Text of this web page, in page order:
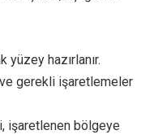
yüzey hazırlanır.
ve gerekli işaretlemeler
işaretlenen bölgeye